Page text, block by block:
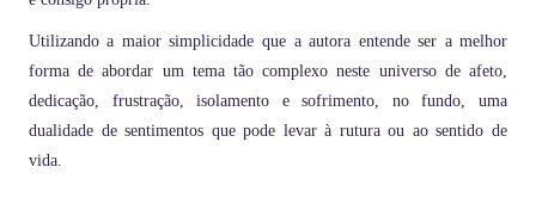
Utilizando a maior simplicidade que a autora entende ser a melhor
forma de abordar um tema tão complexo neste universo de afeto,
dedicação, frustração, isolamento e sofrimento, no fundo, uma
dualidade de sentimentos que pode levar à rutura ou ao sentido de
vida.